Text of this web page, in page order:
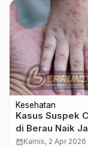
Kesehatan
Kasus Suspek
di Berau Naik
Dinkes Tunggu
calendar_monthKamis, 2 Apr 2026